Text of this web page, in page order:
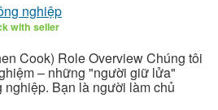
nghiệp
with seller
Cook) Role Overview Chúng tôi
– những "người giữ lửa"
Bạn là người làm chủ